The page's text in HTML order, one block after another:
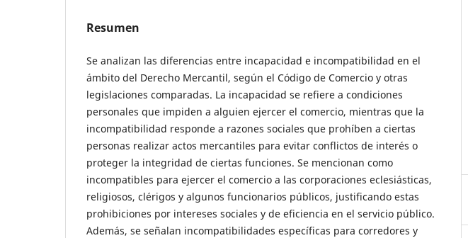
Resumen
Se analizan las diferencias entre incapacidad e incompatibilidad en el
ámbito del Derecho Mercantil, según el Código de Comercio y otras
legislaciones comparadas. La incapacidad se refiere a condiciones
personales que impiden a alguien ejercer el comercio, mientras que la
incompatibilidad responde a razones sociales que prohíben a ciertas
personas realizar actos mercantiles para evitar conflictos de interés o
proteger la integridad de ciertas funciones. Se mencionan como
incompatibles para ejercer el comercio a las corporaciones eclesiásticas,
religiosos, clérigos y algunos funcionarios públicos, justificando estas
prohibiciones por intereses sociales y de eficiencia en el servicio público.
Además, se señalan incompatibilidades específicas para corredores y